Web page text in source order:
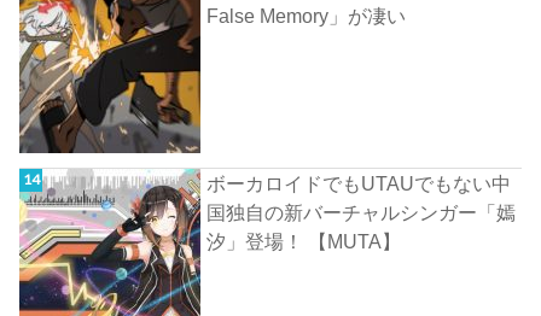
False Memory」が凄い
ボーカロイドでもUTAUでもない中
国独自の新バーチャルシンガー「嫣
汐」登場！ 【MUTA】